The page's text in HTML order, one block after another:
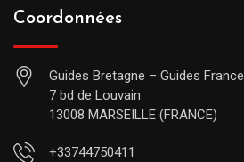
Coordonnées
Guides Bretagne – Guides France
7 bd de Louvain
13008 MARSEILLE (FRANCE)
+33744750411